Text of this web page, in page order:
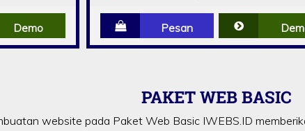
Demo Pesan
PAKET WEB BASIC
website pada Paket Web Basic IWEBS.ID